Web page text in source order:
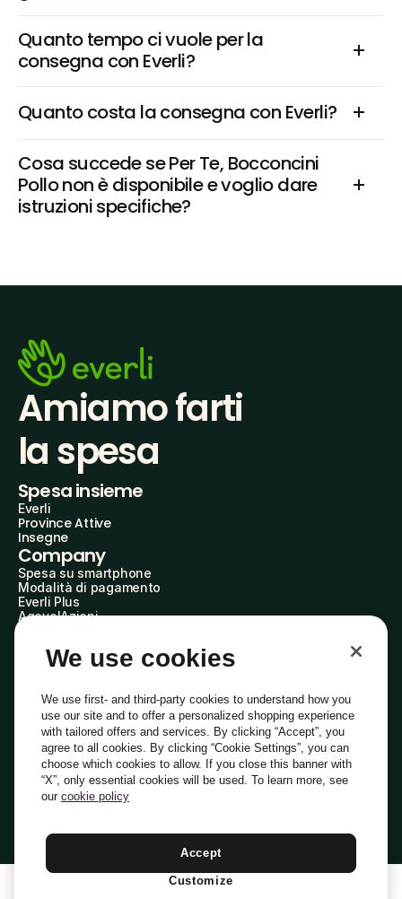
Quanto tempo ci vuole per la
consegna con Everli?
Quanto costa la consegna con Everli?
Cosa succede se Per Te, Bocconcini
Pollo non è disponibile e voglio dare
istruzioni specifiche?
Amiamo farti
la spesa
Spesa insieme
Everli
Province Attive
Insegne
Company
Spesa su smartphone
Modalità di pagamento
Everli Plus
AgevolAzioni
Everli Shoppers
Scopri chi siamo
Domande frequenti
Lavora con noi
Diventa Shopper
Investitori
PrivacyCookiePreferenze Cookie
Termini e Condizioni
Italiano
We use cookies
We use first- and third-party cookies to understand how you
use our site and to offer a personalized shopping experience
with tailored offers and services. By clicking “Accept”, you
agree to all cookies. By clicking “Cookie Settings”, you can
choose which cookies to allow. If you close this banner with
“X”, only essential cookies will be used. To learn more, see
our cookie policy
Accept
Customize